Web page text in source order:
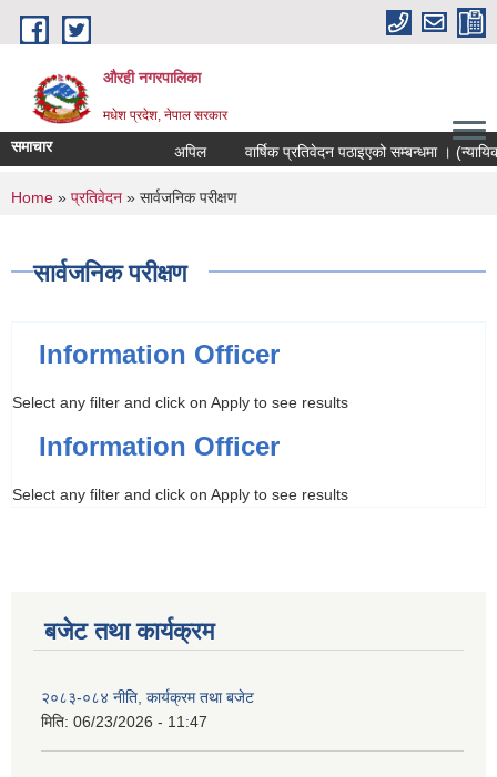
Skip to main content
औरही नगरपालिका
मधेश प्रदेश, नेपाल सरकार
समाचार अपिल वार्षिक प्रतिवेदन पठाइएको सम्बन्धमा । (न्यायिक
You are here
Home » प्रतिवेदन » सार्वजनिक परीक्षण
सार्वजनिक परीक्षण
Information Officer
Select any filter and click on Apply to see results
Information Officer
Select any filter and click on Apply to see results
बजेट तथा कार्यक्रम
२०८३-०८४ नीति, कार्यक्रम तथा बजेट
मिति: 06/23/2026 - 11:47